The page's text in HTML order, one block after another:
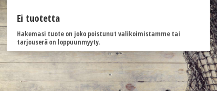
Ei tuotetta
Hakemasi tuote on joko poistunut valikoimistamme tai
tarjouserä on loppuunmyyty.